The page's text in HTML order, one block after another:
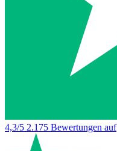
4,3/5 2.175 Bewertungen auf